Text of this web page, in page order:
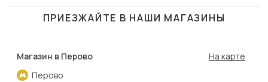
ПРИЕЗЖАЙТЕ В НАШИ МАГАЗИНЫ
Магазин в Перово
Перово
На карте